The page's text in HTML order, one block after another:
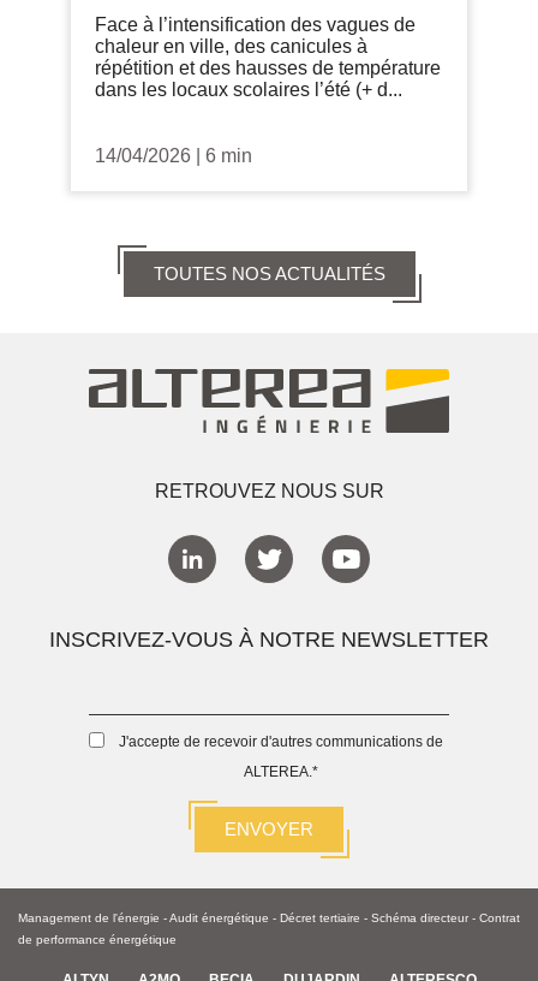
Face à l’intensification des vagues de
chaleur en ville, des canicules à
répétition et des hausses de température
dans les locaux scolaires l’été (+ d...
14/04/2026 6 min
TOUTES NOS ACTUALITÉS
RETROUVEZ NOUS SUR
INSCRIVEZ-VOUS À NOTRE NEWSLETTER
J'accepte de recevoir d'autres communications de
ALTEREA. *
Management de l'énergie -Audit énergétique - Décret tertiaire - Schéma directeur - Contrat
de performance énergétique